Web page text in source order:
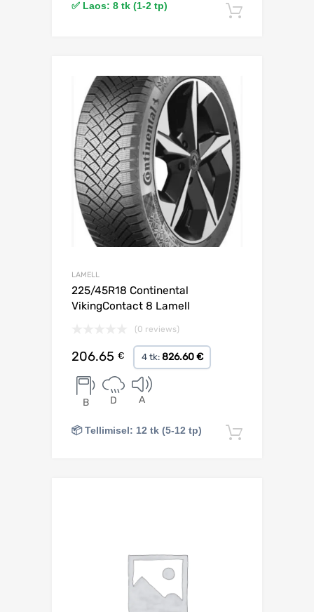
✅ Laos: 8 tk (1-2 tp)
LAMELL
225/45R18 Continental
VikingContact 8 Lamell
(0 reviews)
206.65 € 4 tk: 826.60 €
B D A
📦 Tellimisel: 12 tk (5-12 tp)